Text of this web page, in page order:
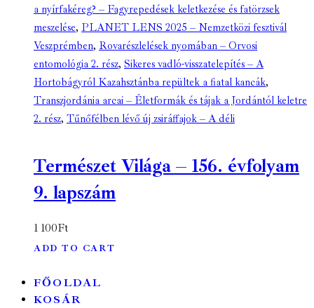
a nyírfakéreg? – Fagyrepedések keletkezése és fatörzsek
meszelése, PLANET LENS 2025 – Nemzetközi fesztivál
Veszprémben, Rovarészlelések nyomában – Orvosi
entomológia 2. rész, Sikeres vadló-visszatelepítés – A
Hortobágyról Kazahsztánba repültek a fiatal kancák,
Transzjordánia arcai – Életformák és tájak a Jordántól keletre
2. rész, Tűnőfélben lévő új zsiráffajok – A déli
Természet Világa – 156. évfolyam
9. lapszám
1 100Ft
ADD TO CART
FŐOLDAL
KOSÁR